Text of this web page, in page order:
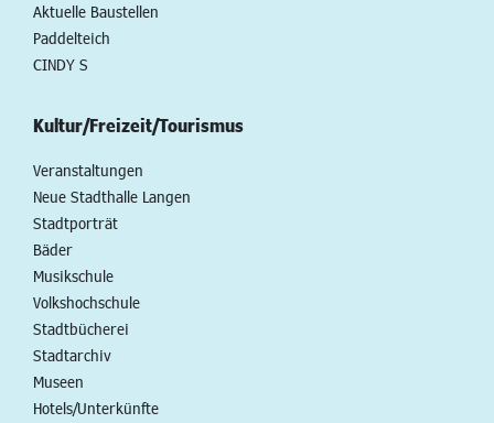
Aktuelle Baustellen
Paddelteich
CINDY S
Kultur/Freizeit/Tourismus
Veranstaltungen
Neue Stadthalle Langen
Stadtporträt
Bäder
Musikschule
Volkshochschule
Stadtbücherei
Stadtarchiv
Museen
Hotels/Unterkünfte